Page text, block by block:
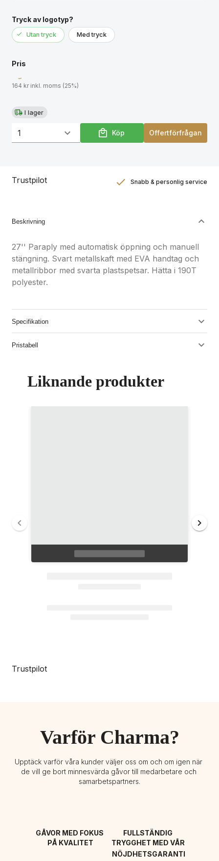
Tryck av logotyp?
Utan tryck Med tryck
Pris
164 kr inkl. moms (25%)
I lager
Köp Offertförfrågan
Trustpilot Snabb & personlig service
Beskrivning
27'' Paraply med automatisk öppning och manuell
stängning. Svart metallskaft med EVA handtag och
metallribbor med svarta plastspetsar. Hätta i 190T
polyester.
Specifikation
Pristabell
Liknande produkter
Trustpilot
Varför Charma?
Upptäck varför våra kunder väljer oss om och om igen när
de vill ge bort minnesvärda gåvor till medarbetare och
samarbetspartners.
GÅVOR MED FOKUS
PÅ KVALITET
FULLSTÄNDIG
TRYGGHET MED VÅR
NÖJDHETSGARANTI